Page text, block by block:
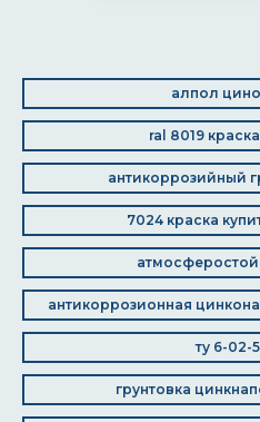
алпол
ral 8019
антикоррозийный
7024 краска
антикоррозионная
ту 6-02-
грунтовка